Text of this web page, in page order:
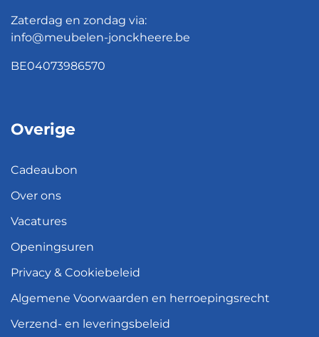
Zaterdag en zondag via:
info@meubelen-jonckheere.be
BE04073986570
Overige
Cadeaubon
Over ons
Vacatures
Openingsuren
Privacy & Cookiebeleid
Algemene Voorwaarden en herroepingsrecht
Verzend- en leveringsbeleid